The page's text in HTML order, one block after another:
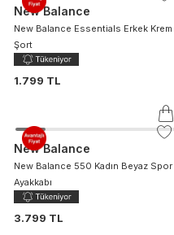
New Balance
New Balance Essentials Erkek Krem
Şort
1.799 TL
New Balance
New Balance 550 Kadın Beyaz Spor
Ayakkabı
3.799 TL